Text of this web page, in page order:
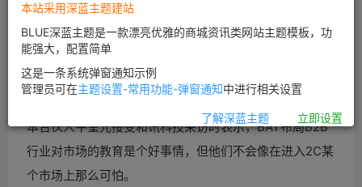
7月21日—23日，2015中国互联网大会在北京举行，本次
本合伙人牛奎光接受和讯科技采访时表示，BAT布局B2B
行业对市场的教育是个好事情，但他们不会像在进入2C某
个市场上那么可怕。
本站采用深蓝主题建站
BLUE深蓝主题是一款漂亮优雅的商城资讯类网站主题模板，功
能强大，配置简单
这是一条系统弹窗通知示例
管理员可在主题设置-常用功能-弹窗通知中进行相关设置
了解深蓝主题 立即设置